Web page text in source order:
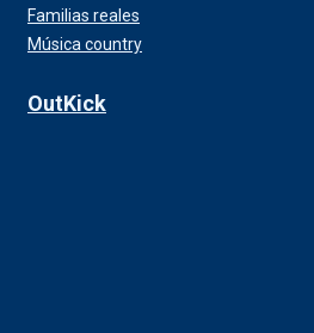
Familias reales
Música country
OutKick